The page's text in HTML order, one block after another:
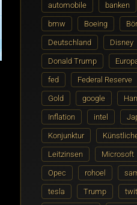
automobile banken
bmw Boeing
Deutschland Disney
Donald Trump
fed Federal Reserve
Gold google
Inflation intel
Konjunktur
Leitzinsen Microsoft
Opec rohoel
tesla Trump